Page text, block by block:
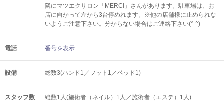
隣にマツエクサロン「MERCI」さんがあります。駐車場は、お
店に向かって左から3台停めれます。※他の店舗様に止められな
いようご注意下さい。分からない場合はご連絡下さい(^ ^)
電話 番号を表示
設備 総数3(ハンド1／フット1／ベッド1)
スタッフ数 総数1人(施術者（ネイル）1人／施術者（エステ）1人)